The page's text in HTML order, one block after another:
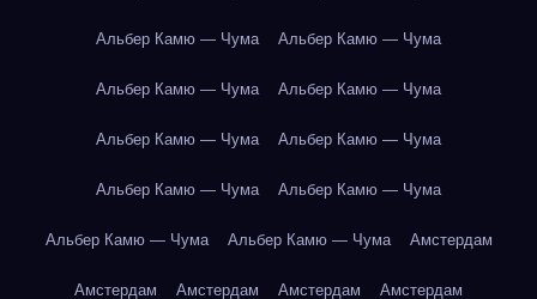
Альбер Камю — Чума Альбер Камю — Чума
Альбер Камю — Чума Альбер Камю — Чума
Альбер Камю — Чума Альбер Камю — Чума
Альбер Камю — Чума Альбер Камю — Чума
Альбер Камю — Чума Альбер Камю — Чума Амстердам
Амстердам Амстердам Амстердам Амстердам